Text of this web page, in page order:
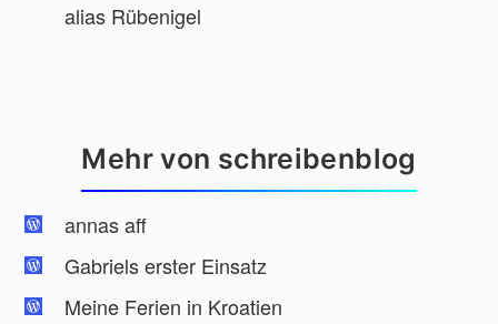
alias Rübenigel
Mehr von schreibenblog
annas aff
Gabriels erster Einsatz
Meine Ferien in Kroatien